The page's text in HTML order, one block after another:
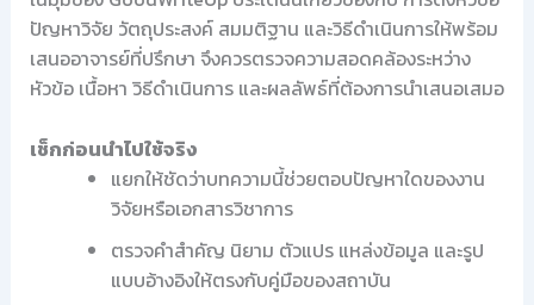
ปัญหาวิจัย วัตถุประสงค์ สมมติฐาน และวิธีดำเนินการให้พร้อม
เสนออาจารย์ที่ปรึกษา จึงควรตรวจความสอดคล้องระหว่าง
หัวข้อ เนื้อหา วิธีดำเนินการ และผลลัพธ์ที่ต้องการนำเสนอเสมอ
เช็กก่อนนำไปใช้จริง
แยกให้ชัดว่าบทความนี้ช่วยตอบปัญหาใดของงาน
วิจัยหรือเอกสารวิชาการ
ตรวจคำสำคัญ นิยาม ตัวแปร แหล่งข้อมูล และรูป
แบบอ้างอิงให้ตรงกับคู่มือของสถาบัน